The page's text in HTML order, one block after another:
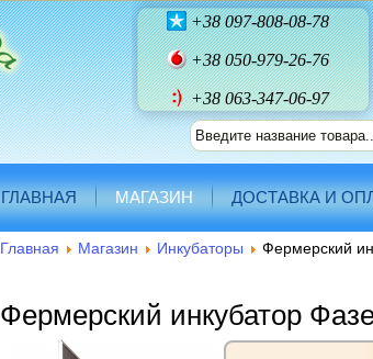
+38097-808-08-78
+38050-979-26-76
+38 063-347-06-97
ГЛАВНАЯ МАГАЗИН ДОСТАВКА И
Главная Магазин Инкубаторы Фермерский
Фермерский инкубатор